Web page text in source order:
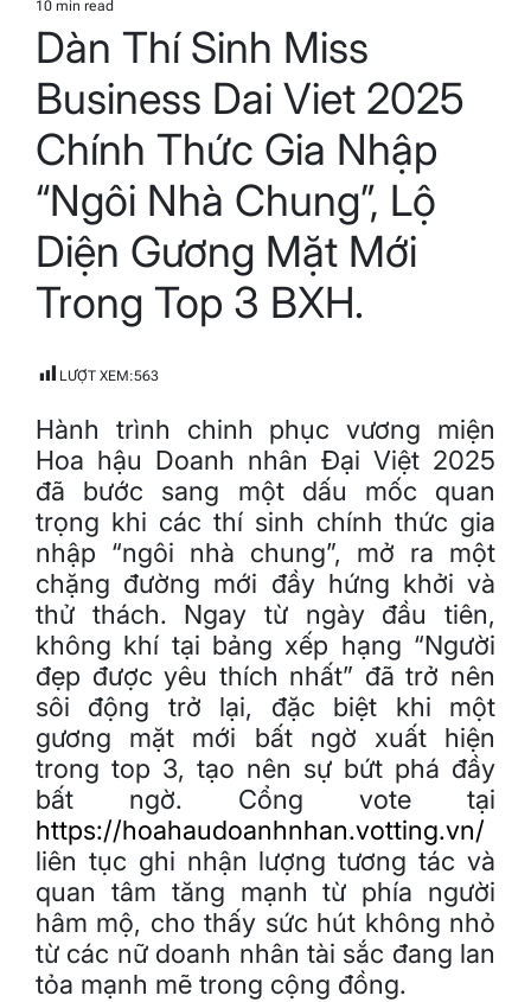
Estimated
read
time
10 min read
Dàn Thí Sinh Miss
Business Dai Viet 2025
Chính Thức Gia Nhập
“Ngôi Nhà Chung”, Lộ
Diện Gương Mặt Mới
Trong Top 3 BXH.
LƯỢT XEM:563
Hành trình chinh phục vương miện
Hoa hậu Doanh nhân Đại Việt 2025
đã bước sang một dấu mốc quan
trọng khi các thí sinh chính thức gia
nhập “ngôi nhà chung”, mở ra một
chặng đường mới đầy hứng khởi và
thử thách. Ngay từ ngày đầu tiên,
không khí tại bảng xếp hạng “Người
đẹp được yêu thích nhất” đã trở nên
sôi động trở lại, đặc biệt khi một
gương mặt mới bất ngờ xuất hiện
trong top 3, tạo nên sự bứt phá đầy
bất ngờ. Cổng vote tại
https://hoahaudoanhnhan.votting.vn/
liên tục ghi nhận lượng tương tác và
quan tâm tăng mạnh từ phía người
hâm mộ, cho thấy sức hút không nhỏ
từ các nữ doanh nhân tài sắc đang lan
tỏa mạnh mẽ trong cộng đồng.